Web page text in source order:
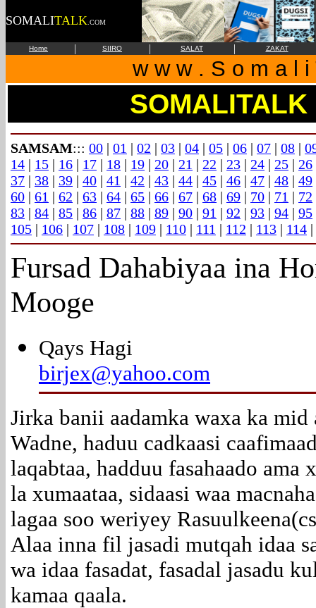
SOMALITALK .COM
Home | SIIRO | SALAT | ZAKAT
w w w . S o m a l
SOMALITALK
SAMSAM::: 00 | 01 | 02 | 03 | 04 | 05 | 06 | 07 | 08 |
14 | 15 | 16 | 17 | 18 | 19 | 20 | 21 | 22 | 23 | 24 | 25 | 26
37 | 38 | 39 | 40 | 41 | 42 | 43 | 44 | 45 | 46 | 47 | 48 | 49
60 | 61 | 62 | 63 | 64 | 65 | 66 | 67 | 68 | 69 | 70 | 71 | 72
83 | 84 | 85 | 86 | 87 | 88 | 89 | 90 | 91 | 92 | 93 | 94 | 95
105 | 106 | 107 | 108 | 109 | 110 | 111 | 112 | 113 | 114 |
Fursad Dahabiyaa ina
Mooge
Qays Hagi
birjex@yahoo.com
Jirka banii aadamka waxa ka mid
Wadne, haduu cadkaasi
laqabtaa, hadduu fasahaado ama
la xumaataa, sidaasi waa
lagaa soo weriyey
Alaa inna fil jasadi mutqah idaa
wa idaa fasadat, fasadal jasadu
kamaa qaala.